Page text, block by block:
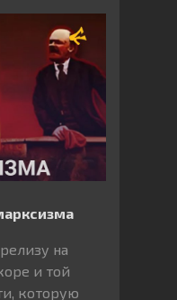
на
и той
которую